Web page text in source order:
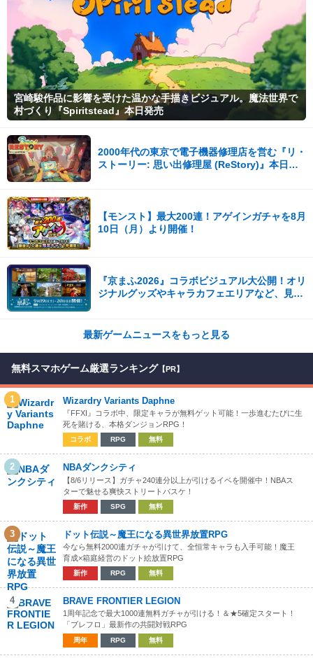
宮崎駿作品に影響を受けた温かな手描きビジュアル。魔法世界で
村づくり『Spiritstead』本日発売
2000年代の東京で電子機器修理店を営む『リ・
ストーリー: 思い出修理屋 (ReStory)』本日
【モンスト】最大200連！アゲインガチャを8月
10日（月）より開催！
『京まふ2026』コラボビジュアル大公開！オリ
ジナルグッズやキャラカフェエリアなど、見ど
最新ゲームニュースをもっと見る
無料スマホゲーム厳選ランキング 【PR】
1 Wizardry Variants Daphne
『FFXI』コラボ中、限定キャラが無料ゲット可能！一歩進むたびに生
死を賭ける、本格ダンジョンRPG！
コラボ RPG 無料
2 NBAダンクシティ
【8/6リリース】ガチャ240連分以上が引けるイベを開催中！NBAス
ターで魅せる爽快ストリートバスケ！
新作 SPG 無料
3 ドット伝説～魔王になる異世界放置RPG
今なら無料2000連ガチャが引けて、全恒常キャラも入手可能！魔王
育成×箱庭経営のドット絵放置RPG
新作 RPG 無料
4 BRAVE FRONTIER LEGION
1周年記念で最大1000連無料ガチャが引ける！＆★5確定スタート！
「ブレフロ」最新作の共闘対戦RPG
周年 RPG 無料